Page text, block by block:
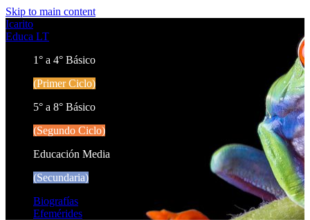
Skip to main content
Icarito
Educa LT
1° a 4° Básico
(Primer Ciclo)
5° a 8° Básico
(Segundo Ciclo)
Educación Media
(Secundaria)
Biografías
Efemérides